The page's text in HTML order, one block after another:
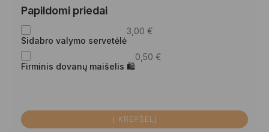
Papildomi priedai
Sidabro valymo servetėlė
3,00 €
Firminis dovanų maišelis 🛍
0,50 €
Į KREPŠELĮ